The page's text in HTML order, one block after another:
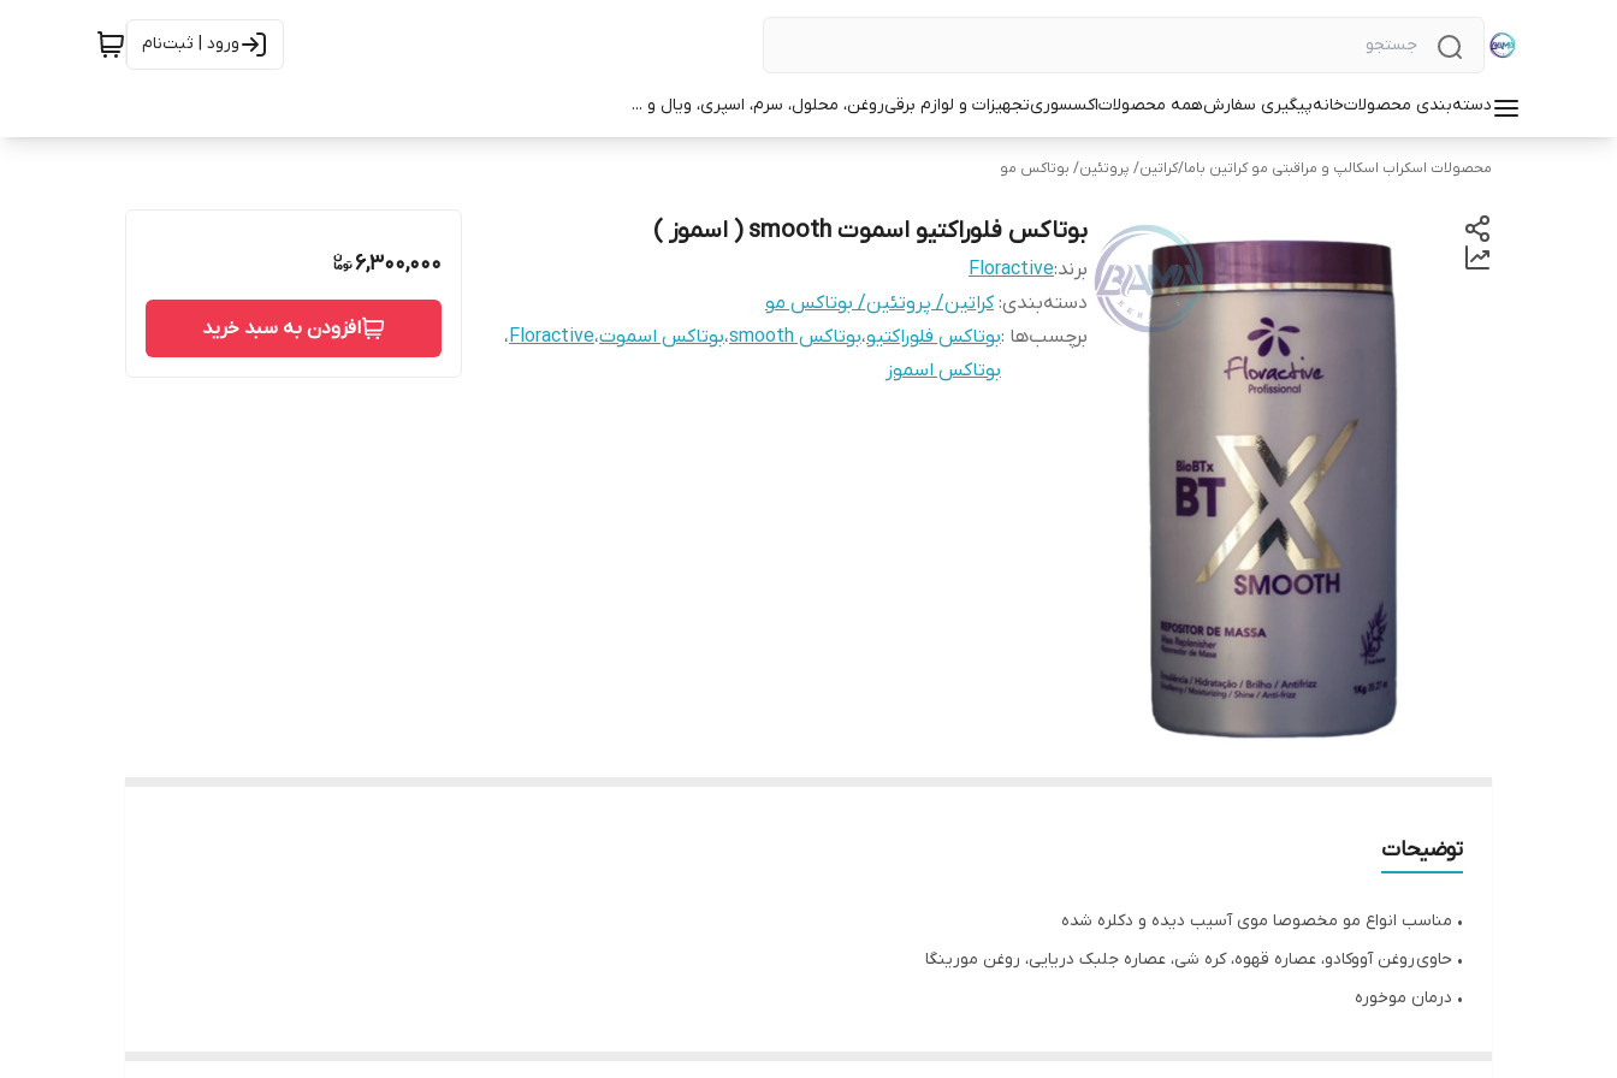
ورود | ثبت‌نام
دسته‌بندی محصولاتخانهپیگیری سفارشهمه محصولاتاکسسوریتجهیزات و لوازم برقیروغن، محلول، سرم، اسپری، ویال و ...
محصولات اسکراب اسکالپ و مراقبتی مو کراتین باما/کراتین/ پروتئین/ بوتاکس مو
بوتاکس فلوراکتیو اسموت smooth ( اسموز )
برند:Floractive
دسته‌بندی:کراتین/ پروتئین/ بوتاکس مو
برچسب‌ها :بوتاکس فلوراکتیو،بوتاکس smooth ،بوتاکس اسموت،Floractive،
بوتاکس اسموز
6,300,000
افزودن به سبد خرید
توضیحات
• مناسب انواع مو مخصوصا موی آسیب دیده و دکلره شده
• حاوی روغن آووکادو، عصاره قهوه، کره شی، عصاره جلبک دریایی، روغن مورینگا
• درمان موخوره